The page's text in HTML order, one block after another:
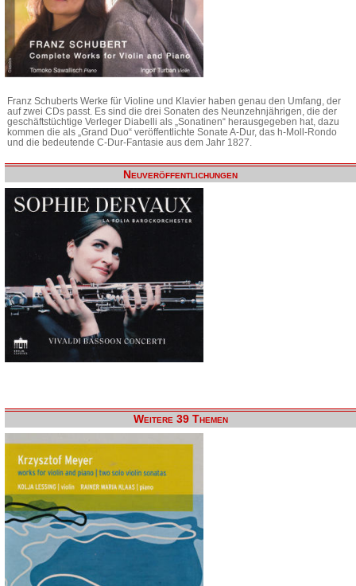
Franz Schuberts Werke für Violine und Klavier haben genau den Umfang, der
auf zwei CDs passt. Es sind die drei Sonaten des Neunzehnjährigen, die der
geschäftstüchtige Verleger Diabelli als „Sonatinen“ herausgegeben hat, dazu
kommen die als „Grand Duo“ veröffentlichte Sonate A-Dur, das h-Moll-Rondo
und die bedeutende C-Dur-Fantasie aus dem Jahr 1827.
Neuveröffentlichungen
Weitere 39 Themen